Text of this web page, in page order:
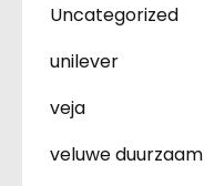
Uncategorized
unilever
veja
veluwe duurzaam